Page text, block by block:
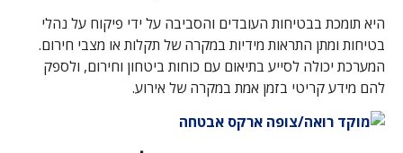
היא תומכת בבטיחות העובדים והסביבה על ידי פיקוח על נהלי
בטיחות ומתן התראות מידיות במקרה של תקלות או מצבי חירום.
המערכת יכולה לסייע בתיאום עם כוחות ביטחון וחירום, ולספק
להם מידע קריטי בזמן אמת במקרה של אירוע.